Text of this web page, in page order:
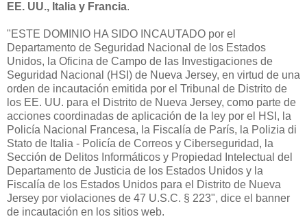
EE. UU., Italia y Francia.
"ESTE DOMINIO HA SIDO INCAUTADO por el
Departamento de Seguridad Nacional de los Estados
Unidos, la Oficina de Campo de las Investigaciones de
Seguridad Nacional (HSI) de Nueva Jersey, en virtud de una
orden de incautación emitida por el Tribunal de Distrito de
los EE. UU. para el Distrito de Nueva Jersey, como parte de
acciones coordinadas de aplicación de la ley por el HSI, la
Policía Nacional Francesa, la Fiscalía de París, la Polizia di
Stato de Italia - Policía de Correos y Ciberseguridad, la
Sección de Delitos Informáticos y Propiedad Intelectual del
Departamento de Justicia de los Estados Unidos y la
Fiscalía de los Estados Unidos para el Distrito de Nueva
Jersey por violaciones de 47 U.S.C. § 223", dice el banner
de incautación en los sitios web.